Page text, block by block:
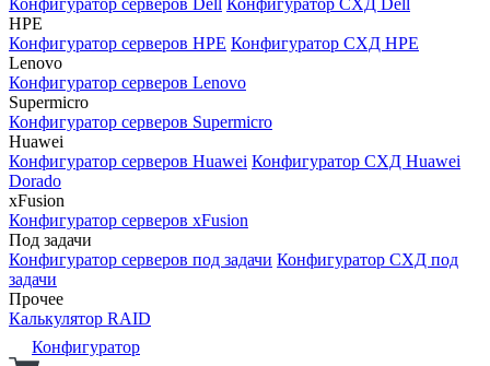
HPE
Конфигуратор серверов HPE Конфигуратор СХД HPE
Lenovo
Конфигуратор серверов Lenovo
Supermicro
Конфигуратор серверов Supermicro
Huawei
Конфигуратор серверов Huawei Конфигуратор СХД Huawei
Dorado
xFusion
Конфигуратор серверов xFusion
Под задачи
Конфигуратор серверов под задачи Конфигуратор СХД под
задачи
Прочее
Калькулятор RAID
Конфигуратор